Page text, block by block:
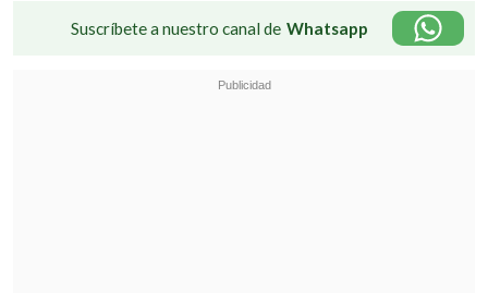
Suscríbete a nuestro canal de Whatsapp